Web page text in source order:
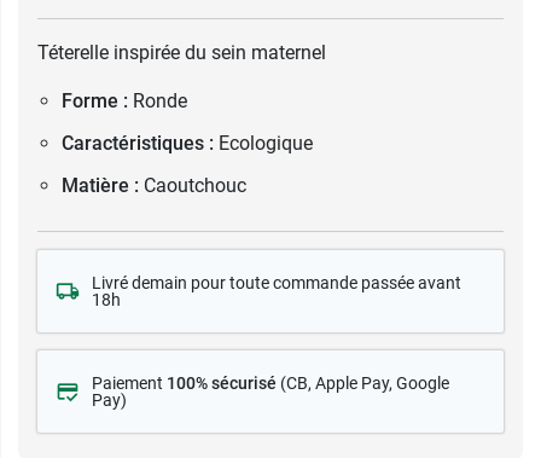
Téterelle inspirée du sein maternel
Forme : Ronde
Caractéristiques : Ecologique
Matière : Caoutchouc
Livré demain pour toute commande passée avant
18h
Paiement 100% sécurisé (CB, Apple Pay, Google
Pay)